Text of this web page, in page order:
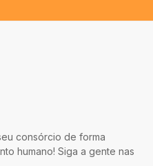
consórcio de forma
humano! Siga a gente nas